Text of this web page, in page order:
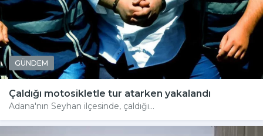
GÜNDEM
Çaldığı motosikletle tur atarken yakalandı
Adana'nın Seyhan ilçesinde, çaldığı...